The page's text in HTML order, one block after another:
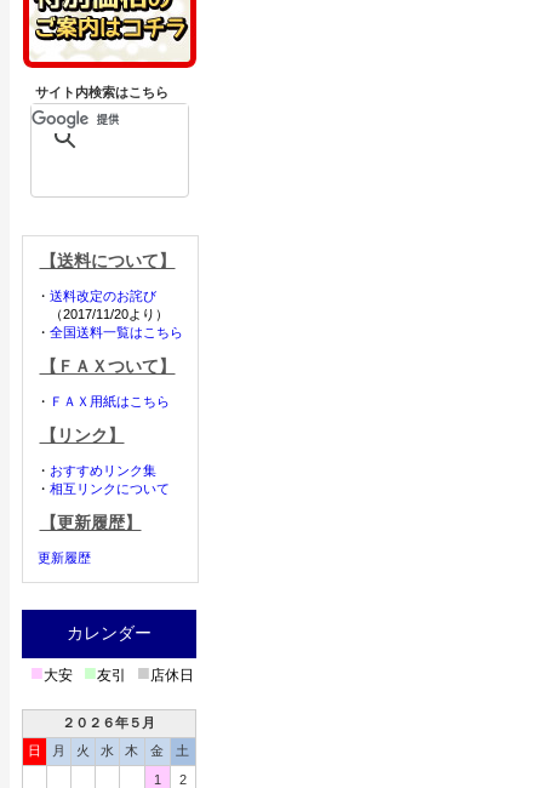
サイト内検索はこちら
【送料について】
・ 送料改定のお詫び
（2017/11/20より）
・ 全国送料一覧はこちら
【ＦＡＸついて】
・ ＦＡＸ用紙はこちら
【リンク】
・ おすすめリンク集
・ 相互リンクについて
【更新履歴】
更新履歴
カレンダー
■大安 ■友引 ■店休日
２０２６年５月
日
月 火 水 木 金
土
1
2